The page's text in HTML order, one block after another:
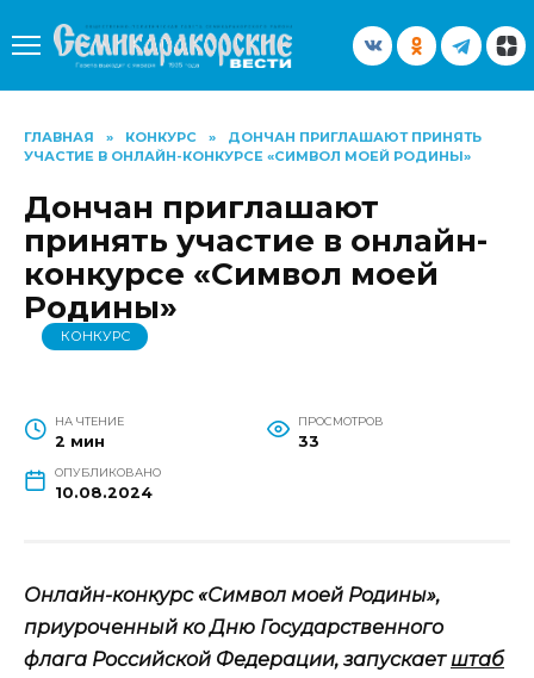
содержанию
ГЛАВНАЯ » КОНКУРС »
ДОНЧАН ПРИГЛАШАЮТ ПРИНЯТЬ
УЧАСТИЕ В ОНЛАЙН-КОНКУРСЕ «СИМВОЛ МОЕЙ РОДИНЫ»
Дончан приглашают
принять участие в онлайн-
конкурсе «Символ моей
Родины»
КОНКУРС
НА ЧТЕНИЕ
2 мин
ПРОСМОТРОВ
33
ОПУБЛИКОВАНО
10.08.2024
Онлайн-конкурс «Символ моей Родины»,
приуроченный ко Дню Государственного
флага Российской Федерации, запускаетштаб